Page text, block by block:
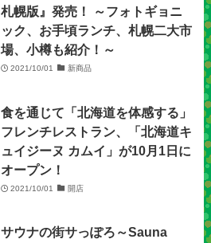
札幌版』発売！ ～フォトギョニ
ック、お手頃ランチ、札幌二大市
場、小樽も紹介！～
2021/10/01 新商品
食を通じて「北海道を体感する」
フレンチレストラン、「北海道キ
ュイジーヌ カムイ」が10月1日に
オープン！
2021/10/01 開店
サウナの街サっぽろ～Sauna